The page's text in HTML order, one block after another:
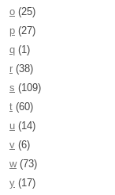
o (25)
p (27)
q (1)
r (38)
s (109)
t (60)
u (14)
v (6)
w(73)
y (17)